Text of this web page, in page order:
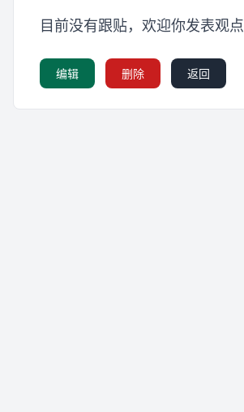
目前没有跟贴，欢迎你发表观点
编辑 删除 返回